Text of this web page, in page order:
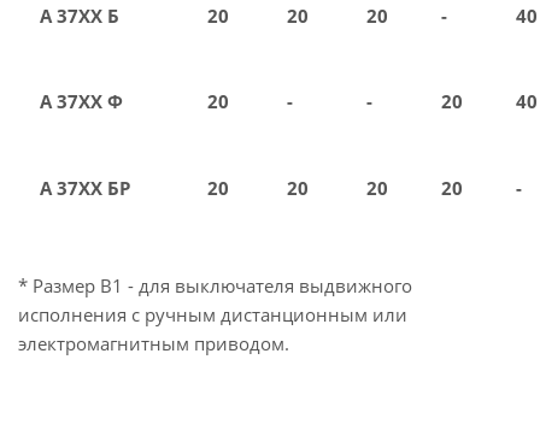
А 37ХХ Б 20 20 20 - 40
А 37ХХ Ф 20 - - 20 40
А 37ХХ БР 20 20 20 20 -
* Размер В1 - для выключателя выдвижного
исполнения с ручным дистанционным или
электромагнитным приводом.